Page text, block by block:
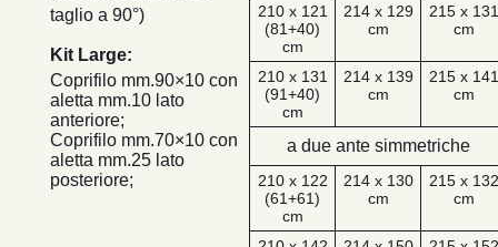
210 x 121
(81+40)
cm
214 x 129
cm
215 x
cm
210 x 131
(91+40)
cm
214 x 139
cm
215 x
cm
a due ante simmetriche
210 x 122
(61+61)
cm
214 x 130
cm
215 x
cm
taglio a 90°)
Kit Large:
Coprifilo mm.90×10 con
aletta mm.10 lato
anteriore;
Coprifilo mm.70×10 con
aletta mm.25 lato
posteriore;